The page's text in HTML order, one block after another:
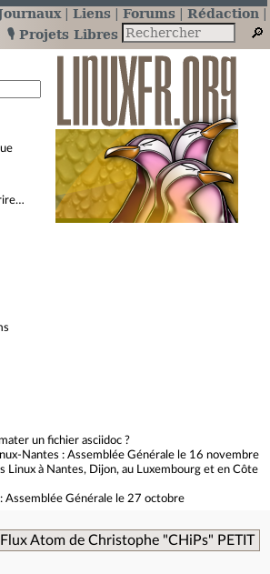
Liens Forums
Rédaction
🎙️ Projets Libres
un fichier asciidoc ?
Nantes : Assemblée Générale le 16 novembre
Linux à Nantes, Dijon, au Luxembourg et en Côte
: Assemblée Générale le 27 octobre
Flux Atom de Christophe "CHiPs" PETIT